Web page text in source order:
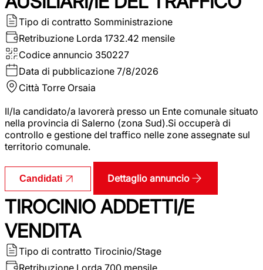
Tipo di contratto Somministrazione
Retribuzione Lorda 1732.42 mensile
Codice annuncio 350227
Data di pubblicazione 7/8/2026
Città Torre Orsaia
Il/la candidato/a lavorerà presso un Ente comunale situato
nella provincia di Salerno (zona Sud).Si occuperà di
controllo e gestione del traffico nelle zone assegnate sul
territorio comunale.
Candidati Dettaglio annuncio
TIROCINIO ADDETTI/E
VENDITA
Tipo di contratto Tirocinio/Stage
Retribuzione Lorda 700 mensile